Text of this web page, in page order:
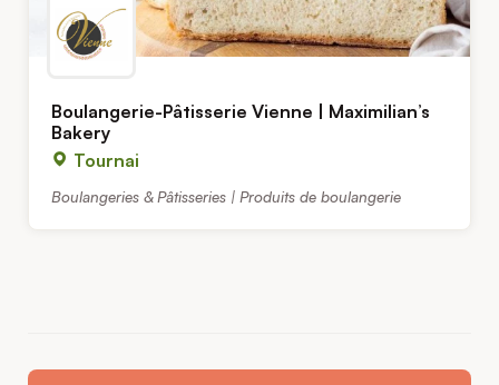
Boulangerie-Pâtisserie Vienne | Maximilian’s
Bakery
Tournai
Boulangeries & Pâtisseries | Produits de boulangerie